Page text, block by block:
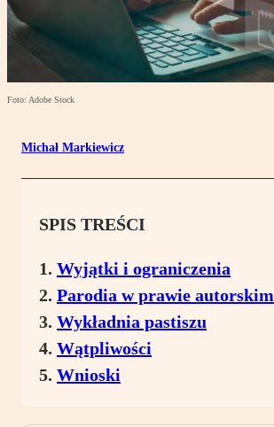
Foto: Adobe Stock
Michał Markiewicz
SPIS TREŚCI
Wyjątki i ograniczenia
Parodia w prawie autorskim
Wykładnia pastiszu
Wątpliwości
Wnioski